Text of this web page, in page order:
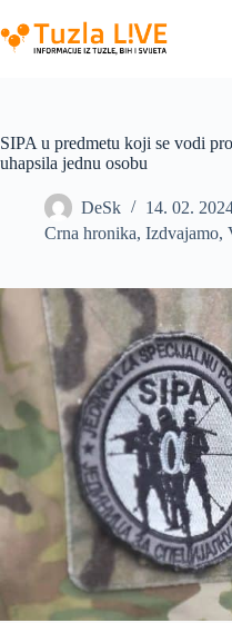
to
content
SIPA u predmetu koji se vodi
uhapsila jednu osobu
DeSk
14. 02.
Crna hronika, Izdvajamo,